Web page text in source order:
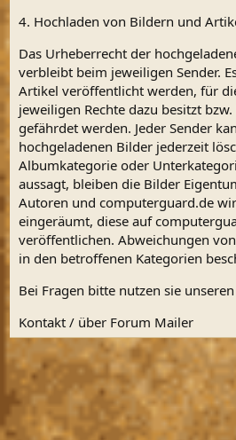
4. Hochladen von Bildern und
Das Urheberrecht der
verbleibt beim jeweiligen Sender.
Artikel veröffentlicht werden, für
jeweiligen Rechte dazu besitzt
gefährdet werden. Jeder Sender
hochgeladenen Bilder jederzeit
Albumkategorie oder
aussagt, bleiben die Bilder
Autoren und computerguard.de
eingeräumt, diese auf
veröffentlichen. Abweichungen
in den betroffenen Kategorien
Bei Fragen bitte nutzen sie
Kontakt / über Forum Mailer